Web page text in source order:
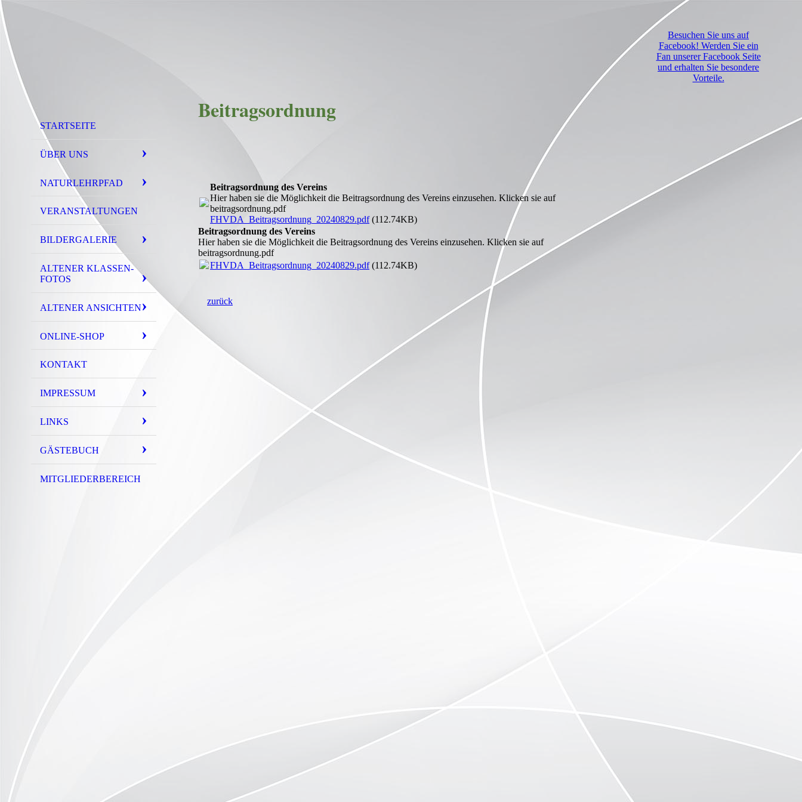
STARTSEITE
ÜBER UNS
NATURLEHRPFAD
VERANSTALTUNGEN
BILDERGALERIE
ALTENER KLASSEN-
FOTOS
ALTENER ANSICHTEN
ONLINE-SHOP
KONTAKT
IMPRESSUM
LINKS
GÄSTEBUCH
MITGLIEDERBEREICH
Beitragsordnung
Beitragsordnung des Vereins
Hier haben sie die Möglichkeit die Beitragsordnung des Vereins einzusehen. Klicken sie auf
beitragsordnung.pdf
FHVDA_Beitragsordnung_20240829.pdf(112.74KB)
Beitragsordnung des Vereins
Hier haben sie die Möglichkeit die Beitragsordnung des Vereins einzusehen. Klicken sie auf
beitragsordnung.pdf
FHVDA_Beitragsordnung_20240829.pdf(112.74KB)
zurück
Besuchen Sie uns auf
Facebook! Werden Sie ein
Fan unserer Facebook Seite
und erhalten Sie besondere
Vorteile.